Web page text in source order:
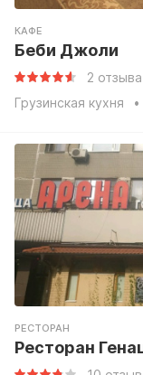
КАФЕ
Беби Джоли
2 отзыва
Грузинская кухня
РЕСТОРАН
Ресторан